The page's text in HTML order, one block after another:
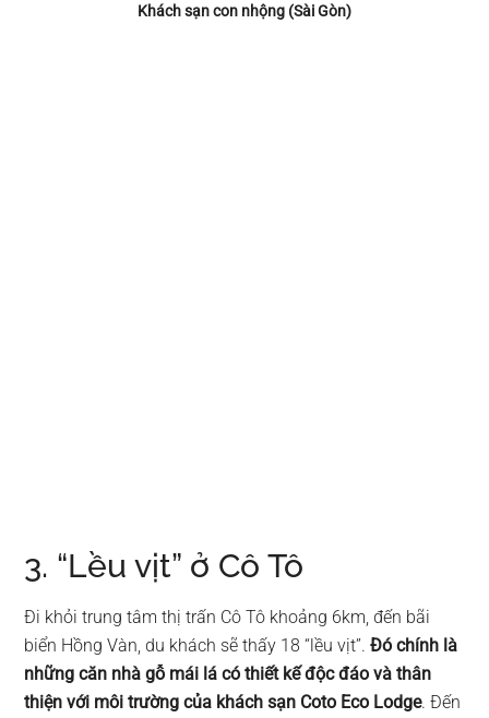
Khách sạn con nhộng (Sài Gòn)
3. “Lều vịt” ở Cô Tô
Đi khỏi trung tâm thị trấn Cô Tô khoảng 6km, đến bãi
biển Hồng Vàn, du khách sẽ thấy 18 “lều vịt”.Đó chính là
những căn nhà gỗ mái lá có thiết kế độc đáo và thân
thiện với môi trường của khách sạn Coto Eco Lodge. Đến